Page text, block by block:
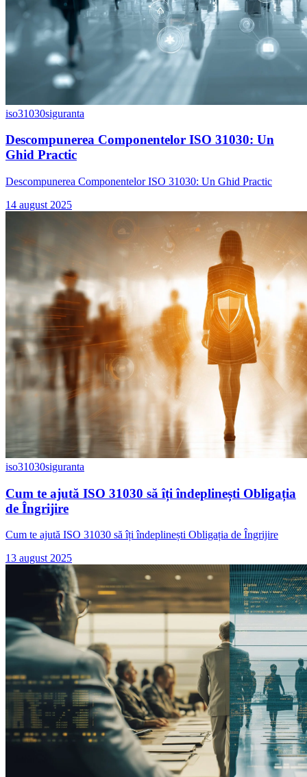
iso31030siguranta
Descompunerea Componentelor ISO 31030: Un
Ghid Practic
Descompunerea Componentelor ISO 31030: Un Ghid Practic
14 august 2025
iso31030siguranta
Cum te ajută ISO 31030 să îți îndeplinești Obligația
de Îngrijire
Cum te ajută ISO 31030 să îți îndeplinești Obligația de Îngrijire
13 august 2025